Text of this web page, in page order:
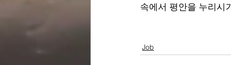
속에서 평안을 누리시
Job